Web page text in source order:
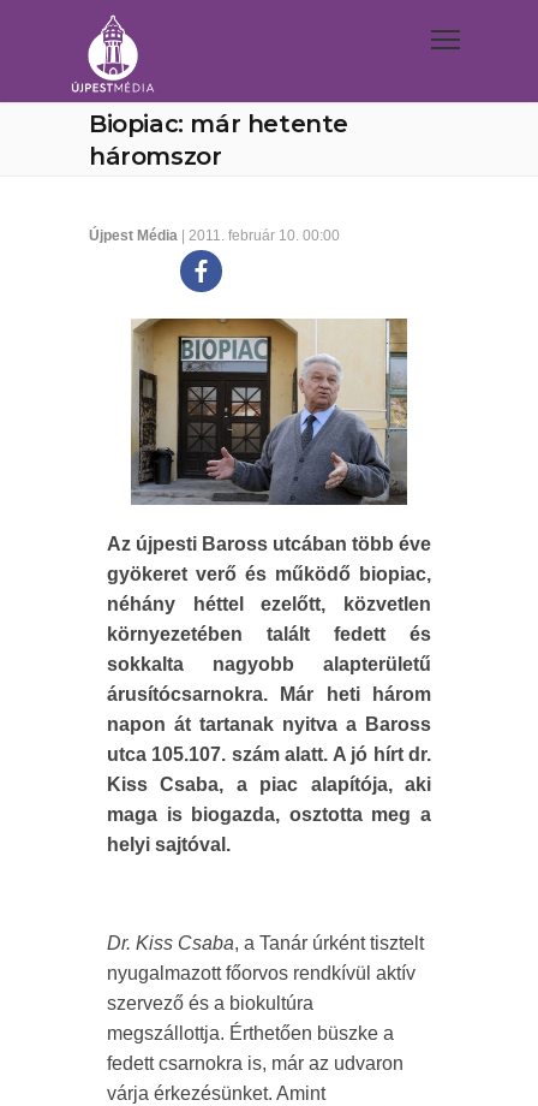
Biopiac: már hetente
háromszor
Újpest Média | 2011. február 10. 00:00
Az újpesti Baross utcában több éve
gyökeret verő és működő biopiac,
néhány héttel ezelőtt, közvetlen
környezetében talált fedett és
sokkalta nagyobb alapterületű
árusítócsarnokra. Már heti három
napon át tartanak nyitva a Baross
utca 105.107. szám alatt. A jó hírt dr.
Kiss Csaba, a piac alapítója, aki
maga is biogazda, osztotta meg a
helyi sajtóval.
Dr. Kiss Csaba, a Tanár úrként tisztelt
nyugalmazott főorvos rendkívül aktív
szervező és a biokultúra
megszállottja. Érthetően büszke a
fedett csarnokra is, már az udvaron
várja érkezésünket. Amint